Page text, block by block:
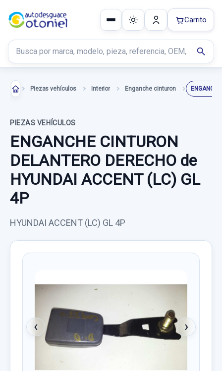
Buscar productos
search
Carrito
Piezas vehículos Interior Enganche cinturon
PIEZAS VEHÍCULOS
ENGANCHE CINTURON
DELANTERO DERECHO de
HYUNDAI ACCENT (LC) GL
4P
HYUNDAI ACCENT (LC) GL 4P
‹ ›